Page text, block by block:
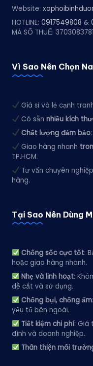
Website:
HOTLINE: 0917549808 &
MÃ SỐ THUẾ: 3703083781
Vì Sao Nên Chọn
Giá sỉ và lẻ cạnh
Có sẵnnhiều kích
Chất lượng đảm bảo
Giao hàng nhanh
TP.HCM.
Tư vấn chuyên
hàng.
Tại Sao Nên Dùng
Chống sốc cực tốt:
hoặc giao hàng nhanh.
Nhẹ và linh hoạt:
dễ cắt và sử dụng.
Chống bụi, chống ẩm
yếu tố bên ngoài.
Tiết kiệm chi phí: Giá
đình và doanh nghiệp.
Thân thiện môi